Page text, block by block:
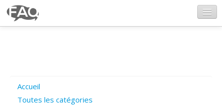
Poser une question
Accueil
Toutes les catégories